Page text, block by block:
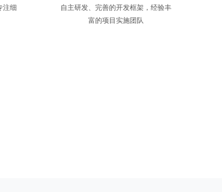
注细
自主研发、完善的开发框架，经验丰
富的项目实施团队